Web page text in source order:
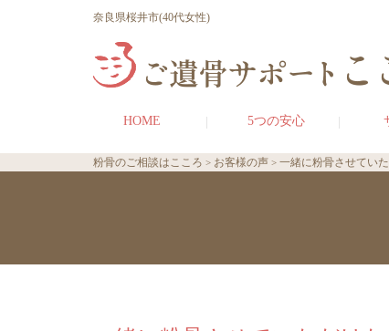
奈良県桜井市(40代女性)
HOME 5つの安心
粉骨のご相談はこころ お客様の声 一緒に粉骨させてい